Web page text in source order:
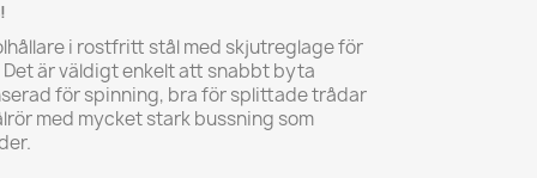
i rostfritt stål med skjutreglage för
är väldigt enkelt att snabbt byta
för spinning, bra för splittade trådar
med mycket stark bussning som